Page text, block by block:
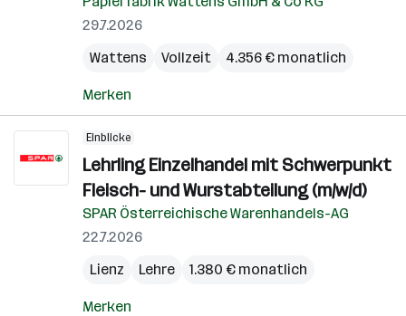
29.7.2026
Wattens
Vollzeit 4.356 € monatlich
Merken
Einblicke
Lehrling Einzelhandel mit Schwerpunkt
Fleisch- und Wurstabteilung (m/w/d)
SPAR Österreichische Warenhandels-AG
22.7.2026
Lienz
Lehre 1.380 € monatlich
Merken